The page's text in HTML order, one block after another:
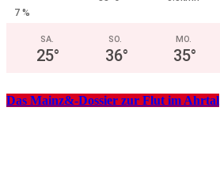
7 %
SA.
25°
SO.
36°
MO.
35°
Das Mainz&-Dossier zur Flut im Ahrtal